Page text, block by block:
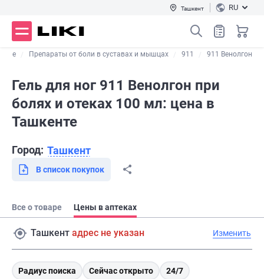
Ташкент RU
Препараты от боли в суставах и мышцах 911 911 Венолгон
Гель для ног 911 Венолгон при
болях и отеках 100 мл: цена в
Ташкенте
Город: Ташкент
В список покупок
Все о товаре Цены в аптеках
Ташкент адрес не указан Изменить
Радиус поиска Сейчас открыто 24/7